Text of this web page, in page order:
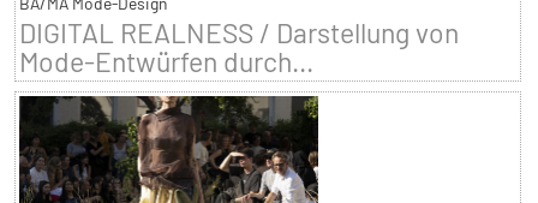
DIGITAL REALNESS / Darstellung von
Mode-Entwürfen durch...